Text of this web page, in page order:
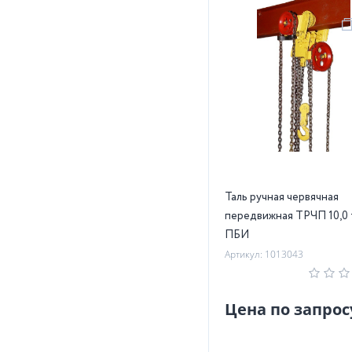
Таль ручная червячная
передвижная ТРЧП 10,0
ПБИ
Артикул: 1013043
Цена по